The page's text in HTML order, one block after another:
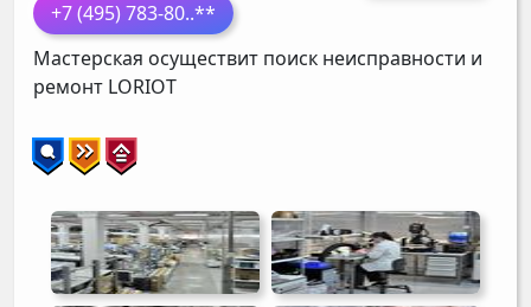
+7 (495) 783-80..**
Мастерская осуществит поиск неисправности и
ремонт LORIOT